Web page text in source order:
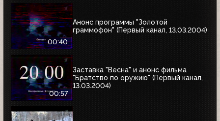
00:40
Анонс программы "Золотой
граммофон" (Первый канал, 13.03.2004)
00:57
Заставка "Весна" и анонс фильма
"Братство по оружию" (Первый канал,
13.03.2004)